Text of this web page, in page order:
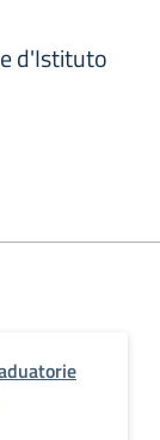
d'Istituto